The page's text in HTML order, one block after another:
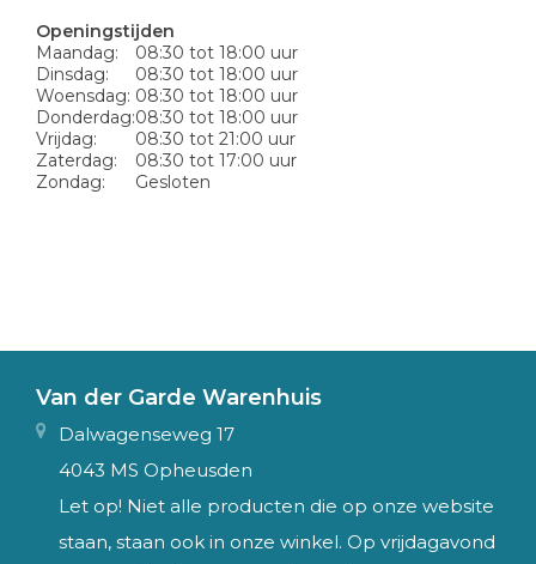
Openingstijden
Maandag:
08:30 tot 18:00 uur
Dinsdag:
08:30 tot 18:00 uur
Woensdag: 08:30 tot 18:00 uur
Donderdag:08:30 tot 18:00 uur
Vrijdag:
08:30 tot 21:00 uur
Zaterdag:
08:30 tot 17:00 uur
Zondag:
Gesloten
Van der Garde Warenhuis
Dalwagenseweg 17
4043 MS Opheusden
Let op! Niet alle producten die op onze website
staan, staan ook in onze winkel. Op vrijdagavond